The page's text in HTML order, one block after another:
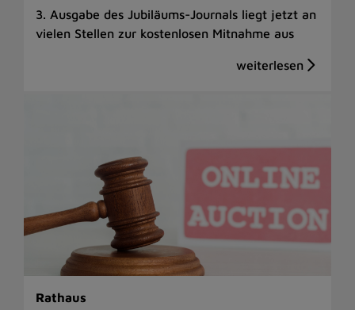
3. Ausgabe des Jubiläums-Journals liegt jetzt an
vielen Stellen zur kostenlosen Mitnahme aus
Rathaus